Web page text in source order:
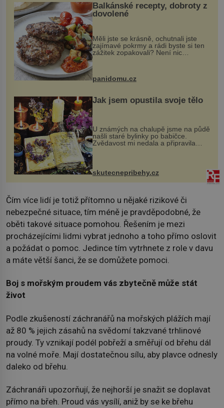
Balkánské recepty, dobroty z
dovolené
Měli jste se krásně, ochutnali jste
zajímavé pokrmy a rádi byste si ten
zážitek zopakovali? Není nic
snazšího. Pljeskavica (10 porcí)
Možná jste ji ochutnali na dovolené v
panidomu.cz
Jak jsem opustila svoje tělo
U známých na chalupě jsme na půdě
našli staré bylinky po babičce.
Zvědavost mi nedala a připravila
jsem si z nich lektvar… Zimní pobyt
na chalupě se pro mě vlastní vinou
změnil v děsivý zážitek, na kt...
skutecnepribehy.cz
Čím více lidí je totiž přítomno u nějaké rizikové či
nebezpečné situace, tím méně je pravděpodobné, že
oběti takové situace pomohou. Řešením je mezi
procházejícími lidmi vybrat jednoho a toho přímo oslovit
a požádat o pomoc. Jedince tím vytrhnete z role v davu
a máte větší šanci, že se domůžete pomoci.
Boj s mořským proudem vás zbytečně může stát
život
Podle zkušeností záchranářů na mořských plážích mají
až 80 % jejich zásahů na svědomí takzvané trhlinové
proudy. Ty vznikají podél pobřeží a směřují od břehu dál
na volné moře. Mají dostatečnou sílu, aby plavce odnesly
daleko od břehu.
Záchranáři upozorňují, že nejhorší je snažit se doplavat
přímo na břeh. Proud vás vysílí, aniž by se ke břehu